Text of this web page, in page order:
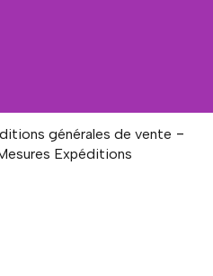
générales de vente
Expéditions